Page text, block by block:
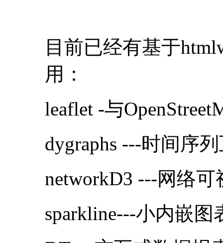
目前已经有基于
用：
leaflet -与
dygraphs ---时间序
networkD3 ---网络可
sparkline---小内嵌图